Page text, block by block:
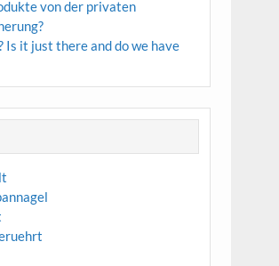
von der privaten
Is it just there and do we have